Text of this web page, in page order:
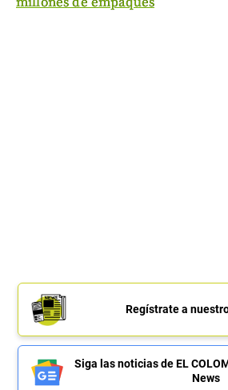
Regístrate a
Siga las noticias de EL
News